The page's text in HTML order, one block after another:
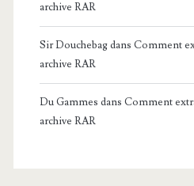
archive RAR
Sir Douchebagdans Comment
archive RAR
Du Gammes dans Comment
archive RAR